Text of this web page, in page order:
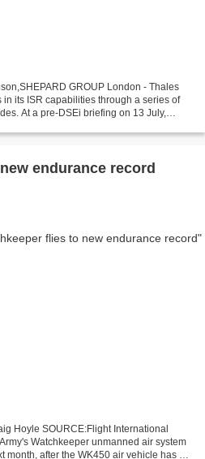
GROUP London - Thales
its ISR capabilities through a series of
At a pre-DSEi briefing on 13 July,
endurance record
Hoyle SOURCE:Flight International
Watchkeeper unmanned air system
month, after the WK450 air vehicle has set